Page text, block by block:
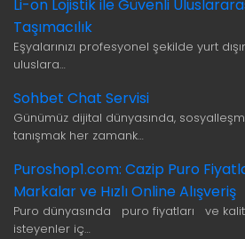
Li-on Lojistik ile Güvenli
Taşımacılık
Eşyalarınızı profesyonel şekilde yurt
uluslara…
Sohbet Chat Servisi
Günümüz dijital dünyasında,
tanışmak her zamank…
Puroshop1.com: Cazip Puro
Markalar ve Hızlı Online Alışveriş
Puro dünyasında puro fiyatları ve
isteyenler iç…